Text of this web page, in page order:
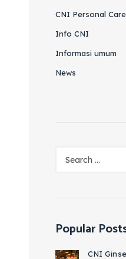
CNI Personal Care
Info CNI
Informasi umum
News
Popular
CNI